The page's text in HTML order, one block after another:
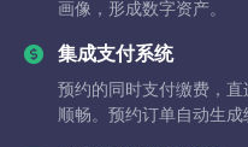
画像，形成数字资产。
集成支付系统
预约的同时支付缴费，
顺畅。预约订单自动生成